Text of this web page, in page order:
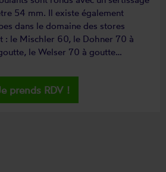
54 mm. Il existe également
dans le domaine des stores
: le Mischler 60, le Dohner 70 à
le Welser 70 à goutte…
prends RDV !